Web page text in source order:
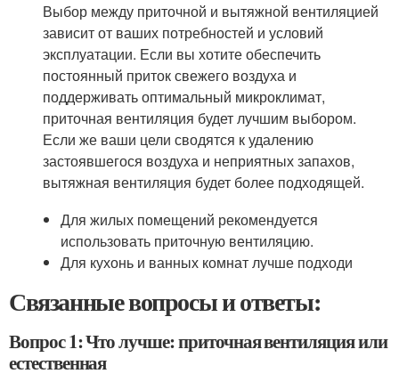
Выбор между приточной и вытяжной вентиляцией
зависит от ваших потребностей и условий
эксплуатации. Если вы хотите обеспечить
постоянный приток свежего воздуха и
поддерживать оптимальный микроклимат,
приточная вентиляция будет лучшим выбором.
Если же ваши цели сводятся к удалению
застоявшегося воздуха и неприятных запахов,
вытяжная вентиляция будет более подходящей.
Для жилых помещений рекомендуется
использовать приточную вентиляцию.
Для кухонь и ванных комнат лучше подходи
Связанные вопросы и ответы:
Вопрос 1: Что лучше: приточная вентиляция или
естественная